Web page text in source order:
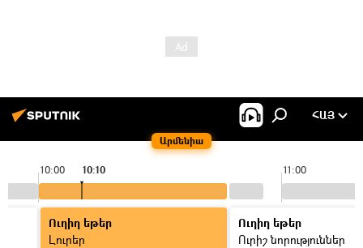
Արմենիա
ՀԱՅ
10:00 11:00
10:10
Ուղիղ եթեր
Լուրեր
Ուղիղ եթեր
Ուրիշ նորություններ